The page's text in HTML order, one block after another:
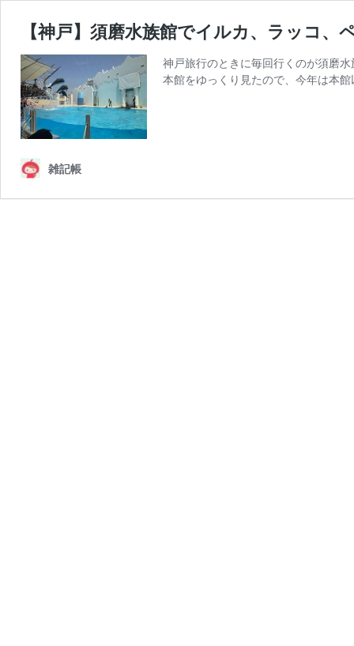
【神戸】須磨水族館でイルカ、ラッコ、
神戸旅行のときに毎回行くのが須磨
本館をゆっくり見たので、今年は本
雑記帳